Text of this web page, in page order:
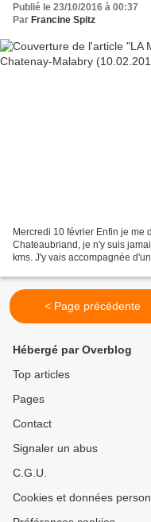
Publié le 23/10/2016 à 00:37
Par Francine Spitz
Mercredi 10 février Enfin je me
Chateaubriand, je n'y suis
kms. J'y vais accompagnée
< Page précédente
Hébergé par Overblog
Top articles
Pages
Contact
Signaler un abus
C.G.U.
Cookies et données